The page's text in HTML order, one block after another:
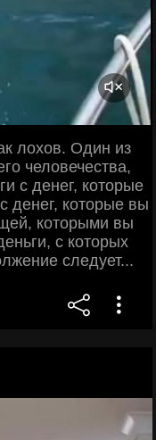
лохов. Один из
человечества,
с денег, которые
денег, которые вы
которыми вы
с которых
следует...